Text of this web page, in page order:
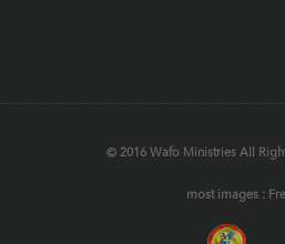
© 2016 Wafo Ministries All
most images :